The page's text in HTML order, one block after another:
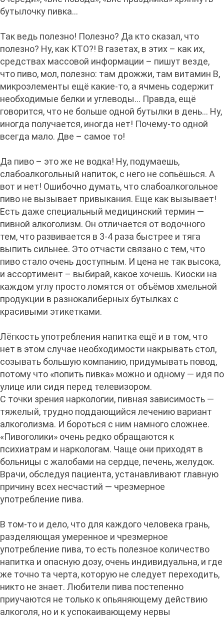
бутылочку пивка…
Так ведь полезно! Полезно? Да кто сказал, что
полезно? Ну, как КТО?! В газетах, в этих – как их,
средствах массовой информации – пишут везде,
что пиво, мол, полезно: там дрожжи, там витамин В,
микроэлементы ещё какие-то, а ячмень содержит
необходимые белки и углеводы... Правда, ещё
говорится, что не больше одной бутылки в день… Ну,
иногда получается, иногда нет! Почему-то одной
всегда мало. Две – самое то!
Да пиво – это же не водка! Ну, подумаешь,
слабоалкогольный напиток, с него не сопьёшься. А
вот и нет! Ошибочно думать, что слабоалкогольное
пиво не вызывает привыкания. Еще как вызывает!
Есть даже специальный медицинский термин —
пивной алкоголизм. Он отличается от водочного
тем, что развивается в 3-4 раза быстрее и тяга
выпить сильнее. Это отчасти связано с тем, что
пиво стало очень доступным. И цена не так высока,
и ассортимент – выбирай, какое хочешь. Киоски на
каждом углу просто ломятся от объёмов хмельной
продукции в разнокалиберных бутылках с
красивыми этикетками.
Лёгкость употребления напитка ещё и в том, что
нет в этом случае необходимости накрывать стол,
созывать большую компанию, придумывать повод,
потому что «попить пивка» можно и одному — идя по
улице или сидя перед телевизором.
С точки зрения наркологии, пивная зависимость —
тяжелый, трудно поддающийся лечению вариант
алкоголизма. И бороться с ним намного сложнее.
«Пивоголики» очень редко обращаются к
психиатрам и наркологам. Чаще они приходят в
больницы с жалобами на сердце, печень, желудок.
Врачи, обследуя пациента, устанавливают главную
причину всех несчастий — чрезмерное
употребление пива.
В том-то и дело, что для каждого человека грань,
разделяющая умеренное и чрезмерное
употребление пива, то есть полезное количество
напитка и опасную дозу, очень индивидуальна, и где
же точно та черта, которую не следует переходить,
никто не знает. Любители пива постепенно
приучаются не только к опьяняющему действию
алкоголя, но и к успокаивающему нервы